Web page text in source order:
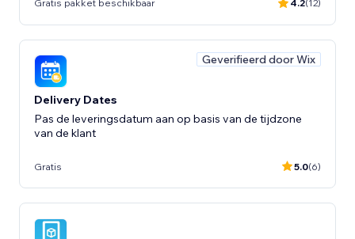
Gratis pakket beschikbaar 4.2(12)
Geverifieerd door Wix
Delivery Dates
Pas de leveringsdatum aan op basis van de tijdzone
van de klant
Gratis 5.0(6)